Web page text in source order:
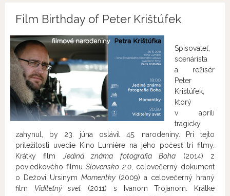
Film Birthday of Peter Krištúfek
Spisovateľ,
scenárista
a režisér
Peter
Krištúfek,
ktorý
v apríli
tragicky
zahynul, by 23. júna oslávil 45. narodeniny. Pri tejto
príležitosti uvedie Kino Lumière na jeho počesť tri filmy.
Krátky film Jediná známa fotografia Boha (2014) z
poviedkového filmuSlovensko 2.0, celovečerný dokument
o Dežovi Ursinym Momentky (2009) a celovečerný hraný
film Viditeľný svet (2011) s Ivanom Trojanom. Krátke